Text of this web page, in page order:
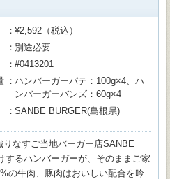
¥2,592（税込）
別途必要
#0413201
ハンバーガーパテ：100g×4、ハ
ンバーガーバンズ：60g×4
SANBE BURGER(島根県)
なすご当地バーガー店SANBE
するハンバーガーが、そのままご家
の牛肉、豚肉はおいしい配合を吟